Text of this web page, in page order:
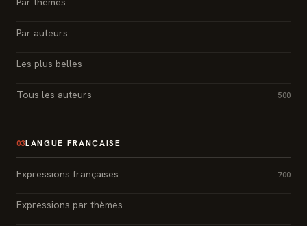
Par auteurs
Les plus belles
Tous les auteurs 500
03LANGUE FRANÇAISE
Expressions françaises 700
Expressions par thèmes